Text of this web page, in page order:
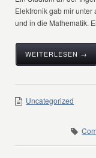
Elektronik gab mir
und in die Mathematik.
WEITERLESEN →
Uncategorized